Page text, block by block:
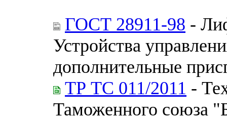
ГОСТ 28911-98 -
Устройства
дополнительные
ТР ТС 011/2011 -
Таможенного союза